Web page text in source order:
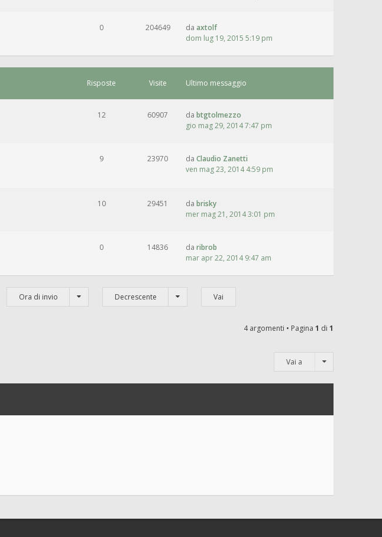
0 204649 da axtolf
dom lug 19, 2015 5:19 pm
Risposte Visite Ultimo messaggio
12 60907 da btgtolmezzo
gio mag 29, 2014 7:47 pm
9 23970 da Claudio Zanetti
ven mag 23, 2014 4:59 pm
10 29451 da brisky
mer mag 21, 2014 3:01 pm
0 14836 da ribrob
mar apr 22, 2014 9:47 am
Ora di invio Decrescente
4 argomenti • Pagina 1 di 1
Vai a